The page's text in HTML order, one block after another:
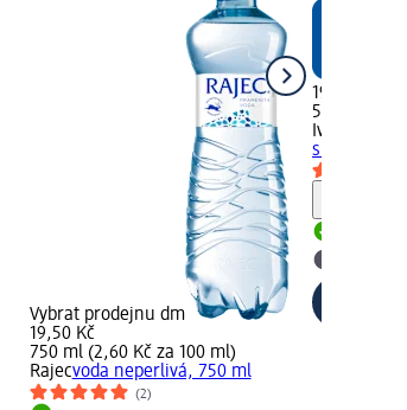
Vybrat prodejnu dm
19,50 Kč
750 ml (2,60 Kč za 100 ml)
Rajecvoda neperlivá, 750 ml
(2)
19,50 Kč
500 ml
Ivorell
s